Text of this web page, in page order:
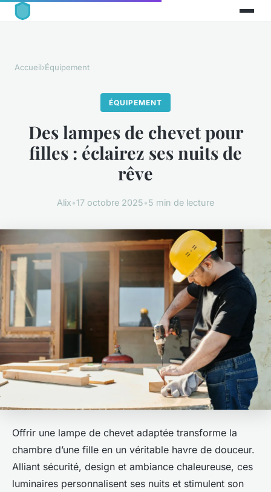
Accueil›Équipement
ÉQUIPEMENT
Des lampes de chevet pour
filles : éclairez ses nuits de
rêve
Alix•17 octobre 2025•5 min de lecture
Offrir une lampe de chevet adaptée transforme la
chambre d’une fille en un véritable havre de douceur.
Alliant sécurité, design et ambiance chaleureuse, ces
luminaires personnalisent ses nuits et stimulent son